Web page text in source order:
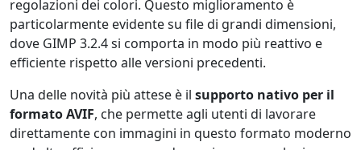
regolazioni dei colori. Questo miglioramento è
particolarmente evidente su file di grandi dimensioni,
dove GIMP 3.2.4 si comporta in modo più reattivo e
efficiente rispetto alle versioni precedenti.
Una delle novità più attese è il supporto nativo per il
formato AVIF, che permette agli utenti di lavorare
direttamente con immagini in questo formato moderno